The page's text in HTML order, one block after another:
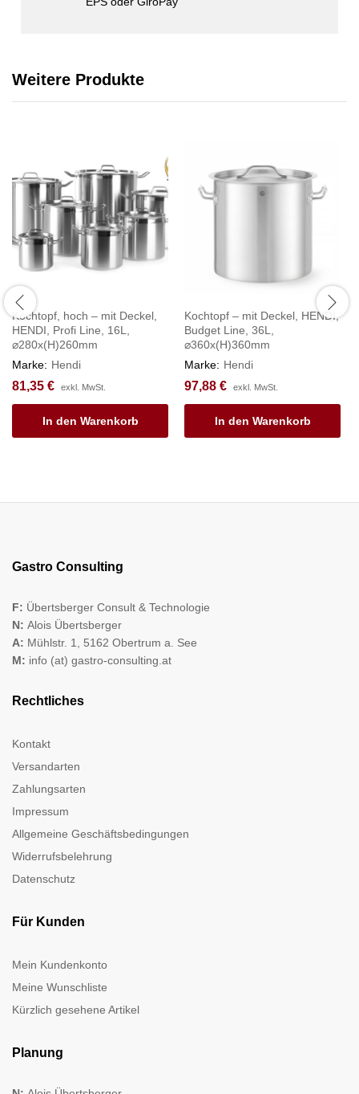
Weitere Produkte
Kochtopf, hoch – mit Deckel,
HENDI, Profi Line, 16L,
⌀280x(H)260mm
Marke: Hendi
81,35 € exkl. MwSt.
In den Warenkorb
Kochtopf – mit Deckel, HENDI,
Budget Line, 36L,
⌀360x(H)360mm
Marke: Hendi
97,88 € exkl. MwSt.
In den Warenkorb
Gastro Consulting
F: Übertsberger Consult & Technologie
N: Alois Übertsberger
A: Mühlstr. 1, 5162 Obertrum a. See
M: info (at) gastro-consulting.at
Rechtliches
Kontakt
Versandarten
Zahlungsarten
Impressum
Allgemeine Geschäftsbedingungen
Widerrufsbelehrung
Datenschutz
Für Kunden
Mein Kundenkonto
Meine Wunschliste
Kürzlich gesehene Artikel
Planung